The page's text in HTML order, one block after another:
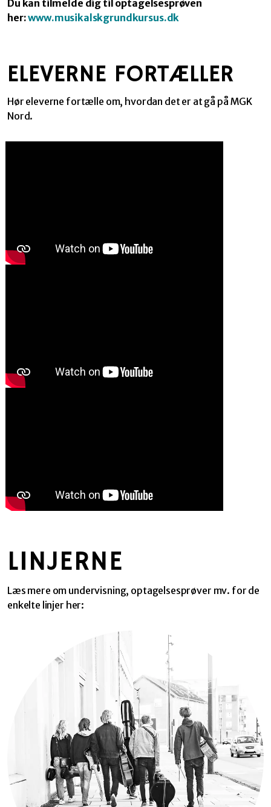
Du kan tilmelde dig til optagelsesprøven
her:www.musikalskgrundkursus.dk
ELEVERNE FORTÆLLER
Hør eleverne fortælle om, hvordan det er at gå på MGK
Nord.
LINJERNE
Læs mere om undervisning, optagelsesprøver mv. for de
enkelte linjer her: